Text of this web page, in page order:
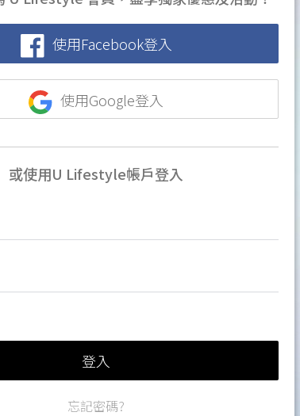
使用Facebook登入
使用Google登入
或使用U Lifestyle帳戶登入
登入
忘記密碼?